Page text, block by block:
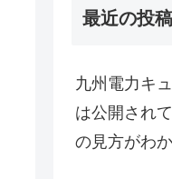
最近の投稿
九州電力キ
は公開され
の見方がわ